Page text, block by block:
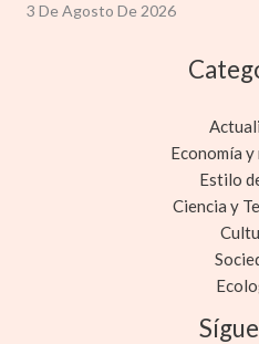
3 De Agosto De 2026
Economía
Estilo
Ciencia y